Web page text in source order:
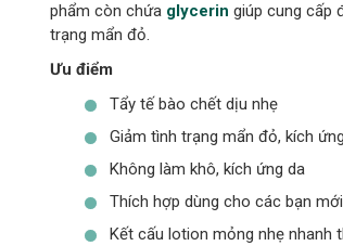
phẩm còn chứa glycerin giúp cung cấp
trạng mẩn đỏ.
Ưu điểm
Tẩy tế bào chết dịu nhẹ
Giảm tình trạng mẩn đỏ, kích
Không làm khô, kích ứng da
Thích hợp dùng cho các bạn
Kết cấu lotion mỏng nhẹ nhanh